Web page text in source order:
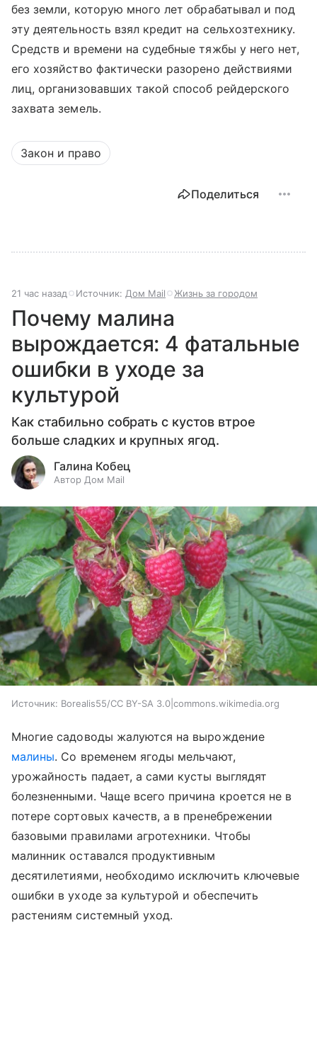
без земли, которую много лет обрабатывал и под
эту деятельность взял кредит на сельхозтехнику.
Средств и времени на судебные тяжбы у него нет,
его хозяйство фактически разорено действиями
лиц, организовавших такой способ рейдерского
захвата земель.
Закон и право
Поделиться
21 час назад Источник: Дом Mail Жизнь за городом
Почему малина
вырождается: 4 фатальные
ошибки в уходе за
культурой
Как стабильно собрать с кустов втрое
больше сладких и крупных ягод.
Галина Кобец
Автор Дом Mail
Источник: Borealis55/CC BY-SA 3.0|commons.wikimedia.org
Многие садоводы жалуются на вырождение
малины. Со временем ягоды мельчают,
урожайность падает, а сами кусты выглядят
болезненными. Чаще всего причина кроется не в
потере сортовых качеств, а в пренебрежении
базовыми правилами агротехники. Чтобы
малинник оставался продуктивным
десятилетиями, необходимо исключить ключевые
ошибки в уходе за культурой и обеспечить
растениям системный уход.